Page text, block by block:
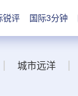
锐评 国际3分钟
城市远洋